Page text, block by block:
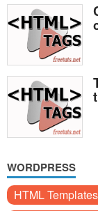
WORDPRESS
HTML Templates